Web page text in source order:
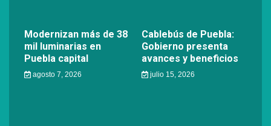
Modernizan más de 38
mil luminarias en
Puebla capital
agosto 7, 2026
Cablebús de Puebla:
Gobierno presenta
avances y beneficios
julio 15, 2026